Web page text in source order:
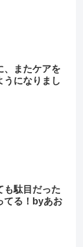
、またケアを
うになりまし
も駄目だった
てる！byあお